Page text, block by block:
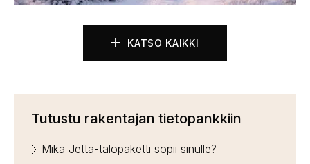
KATSO KAIKKI
Tutustu rakentajan tietopankkiin
Mikä Jetta-talopaketti sopii sinulle?